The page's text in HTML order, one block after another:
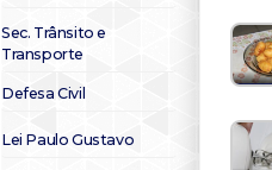
Sec. Trânsito e
Transporte
Defesa Civil
Lei Paulo Gustavo